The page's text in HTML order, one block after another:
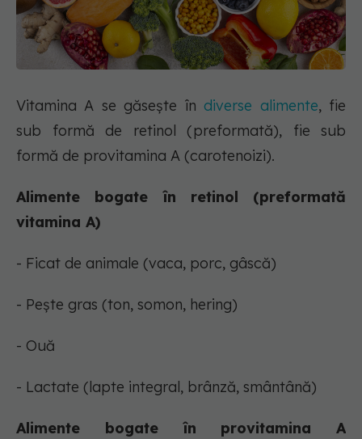
Vitamina A se găsește în diverse alimente, fie
sub formă de retinol (preformată), fie sub
formă de provitamina A (carotenoizi).
Alimente bogate în retinol (preformată
vitamina A)
- Ficat de animale (vaca, porc, gâscă)
- Pește gras (ton, somon, hering)
- Ouă
- Lactate (lapte integral, brânză, smântână)
Alimente bogate în provitamina A